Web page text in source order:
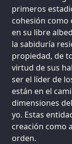
primeros
cohesión como
en su libre
la sabiduría
propiedad, de
virtud de sus
ser el líder de
están en el
dimensiones
yo. Estas
creación como
orden.